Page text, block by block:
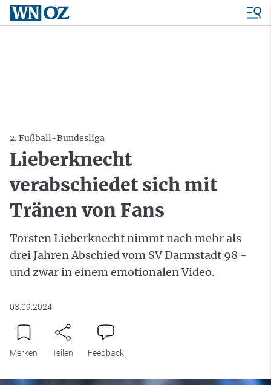
2. Fußball-Bundesliga
Lieberknecht
verabschiedet sich mit
Tränen von Fans
Torsten Lieberknecht nimmt nach mehr als
drei Jahren Abschied vom SV Darmstadt 98 -
und zwar in einem emotionalen Video.
03.09.2024
Merken Teilen Feedback